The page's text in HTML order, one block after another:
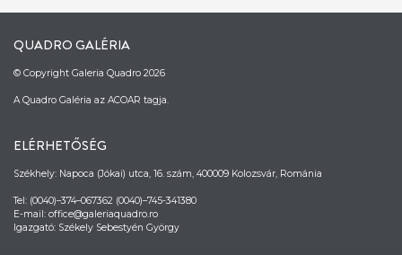
QUADRO GALÉRIA
© Copyright Galeria Quadro 2026
A Quadro Galéria az ACOAR tagja.
ELÉRHETŐSÉG
Székhely: Napoca (Jókai) utca, 16. szám, 400009 Kolozsvár, Románia
Tel: (0040)–374–067362 (0040)–745-341380
E-mail: office@galeriaquadro.ro
Igazgató: Székely Sebestyén György